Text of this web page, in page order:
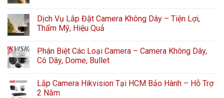
Dịch Vụ Lắp Đặt Camera Không Dây – Tiện Lợi,
Thẩm Mỹ, Hiệu Quả
Phân Biệt Các Loại Camera – Camera Không Dây,
Có Dây, Dome, Bullet
Lắp Camera Hikvision Tại HCM Bảo Hành – Hỗ Trợ
2 Năm